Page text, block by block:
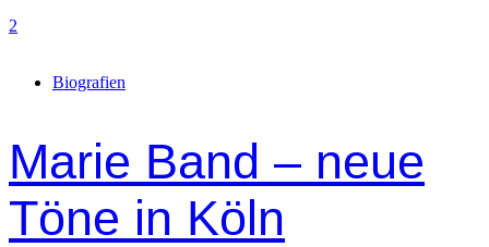
2
Biografien
Marie Band – neue
Töne in Köln